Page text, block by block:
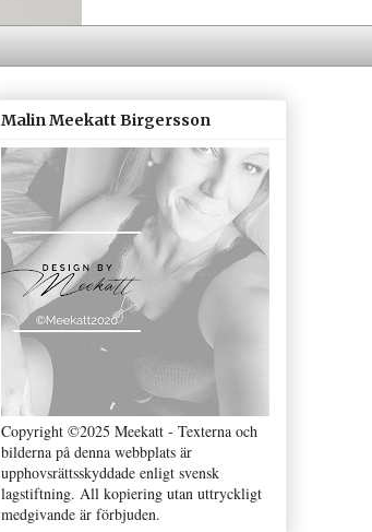
Malin Meekatt Birgersson
Copyright ©2025 Meekatt - Texterna och
bilderna på denna webbplats är
upphovsrättsskyddade enligt svensk
lagstiftning. All kopiering utan uttryckligt
medgivande är förbjuden.